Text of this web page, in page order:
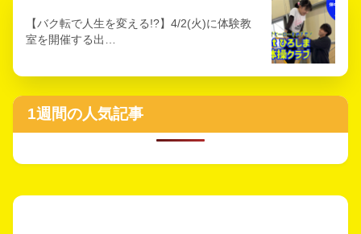
【バク転で人生を変える!?】4/2(火)に体験教
室を開催する出…
1週間の人気記事